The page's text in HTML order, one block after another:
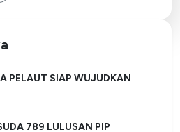
PELAUT SIAP WUJUDKAN
789 LULUSAN PIP